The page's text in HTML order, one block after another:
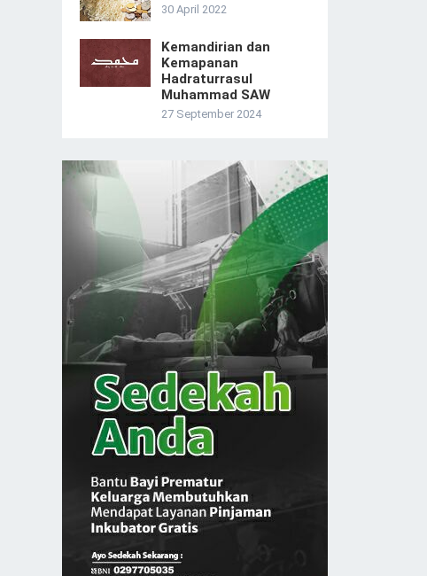
30 April 2022
Kemandirian dan
Kemapanan
Hadraturrasul
Muhammad SAW
27 September 2024